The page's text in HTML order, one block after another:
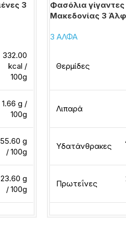
3
332.00
kcal /
100g
1.66 g /
100g
55.60 g
/ 100g
23.60 g
/ 100g
Φασόλια γίγαντες
Μακεδονίας 3
3 ΑΛΦΑ
Θερμίδες
Λιπαρά
Υδατάνθρακες
Πρωτεΐνες